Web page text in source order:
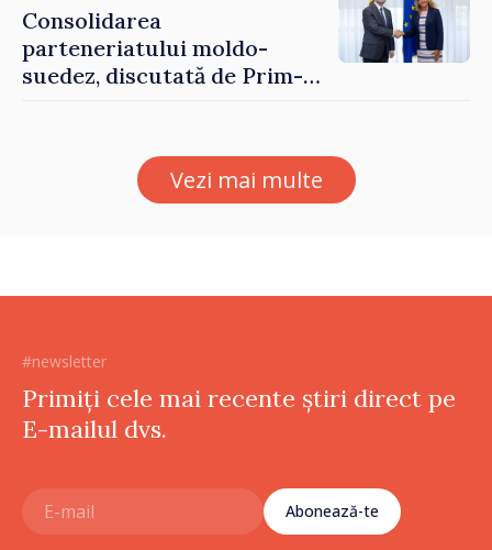
Consolidarea
parteneriatului moldo-
suedez, discutată de Prim-
Petra Lärke
Vezi mai multe
#newsletter
Primiți cele mai recente știri direct pe
E-mailul dvs.
Abonează-te